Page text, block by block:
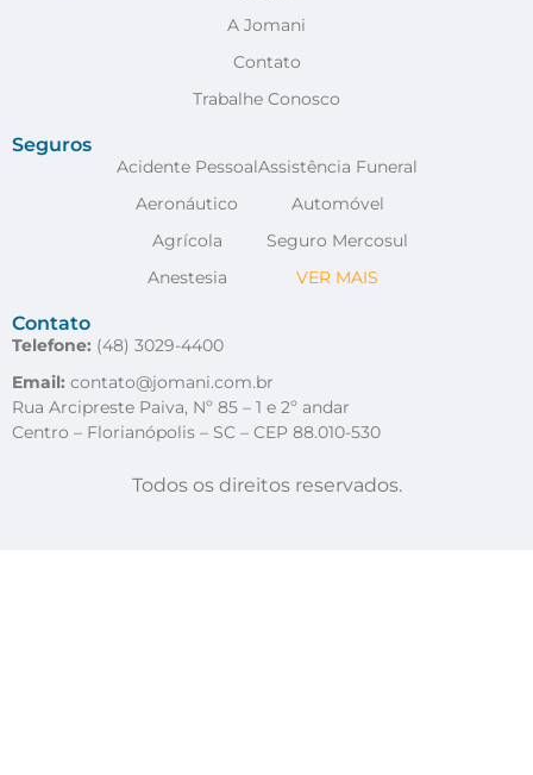
A Jomani
Contato
Trabalhe Conosco
Seguros
Acidente Pessoal
Aeronáutico
Agrícola
Anestesia
Assistência Funeral
Automóvel
Seguro Mercosul
VER MAIS
Contato
Telefone: (48) 3029-4400
Email: contato@jomani.com.br
Rua Arcipreste Paiva, Nº 85 – 1 e 2º andar
Centro – Florianópolis – SC – CEP 88.010-530
Todos os direitos reservados.